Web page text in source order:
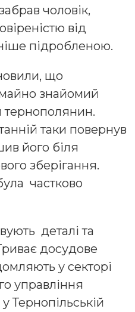
чоловік,
від
підробленою.
що
знайомий
тернополянин.
таки повернув
його біля
зберігання.
частково
деталі та
досудове
у секторі
управління
Тернопільській